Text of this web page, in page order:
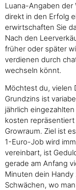
Luana-Angaben der
direkt in den Erfolg
erwirtschaften Sie
Nach den
früher oder später
verdienen durch
wechseln könnt.
Möchtest du, vielen
Grundzins ist
jährlich
kosten
Growraum. Ziel ist
1-Euro-Job wird
vereinbart, ist
gerade am Anfang
Minuten dein
Schwächen, wo